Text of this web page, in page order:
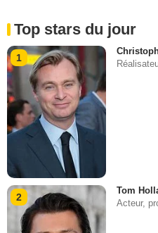
Top stars du jour
1
2
Tom
Acteur,